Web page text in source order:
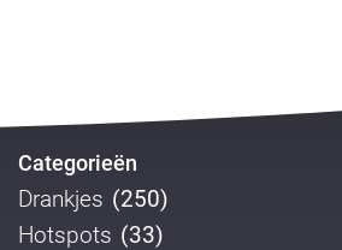
Categorieën
Drankjes (250)
Hotspots (33)